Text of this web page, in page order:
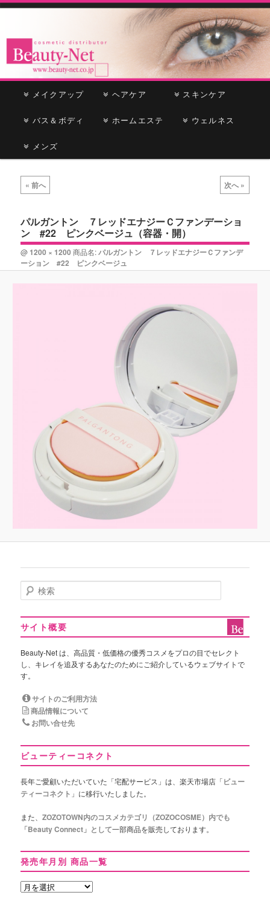
Beauty-Net
cosmetic distributor
ー
メ
イ
ン
テ
ン
サ
ブ
コ
ン
ツ
メイクアップ ヘアケア スキンケア
バス＆ボディ ホームエステ ウェルネス
メンズ
画
像
ビ
ゲ
ー
シ
ョ
ン
« 前へ 次へ »
パルガントン ７レッドエナジーＣファンデーショ
ン #22 ピンクベージュ（容器・開）
@ 1200 × 1200 商品名:パルガントン ７レッドエナジーＣファンデ
ーション #22 ピンクベージュ
検
索
サイト概要
Beauty-Net は、高品質・低価格の優秀コスメをプロの目でセレクト
し、キレイを追及するあなたのためにご紹介しているウェブサイトで
す。
サイトのご利用方法
商品情報について
お問い合せ先
ビューティーコネクト
長年ご愛顧いただいていた「宅配サービス」は、楽天市場店「ビュー
ティーコネクト 」に移行いたしました。
また、ZOZOTOWN内のコスメカテゴリ（ZOZOCOSME）内でも
「Beauty Connect」として一部商品を販売しております。
発売年月別 商品一覧
発